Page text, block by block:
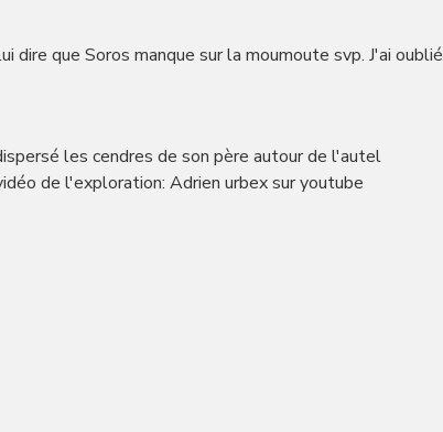
dire que Soros manque sur la moumoute svp. J'ai oublié
les cendres de son père autour de l'autel
de l'exploration: Adrien urbex sur youtube